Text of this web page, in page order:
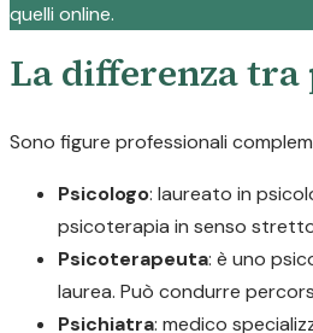
quelli online.
La differenza tra
Sono figure professionali
Psicologo: laureato in
psicoterapia in senso
Psicoterapeuta: è uno
laurea. Può condurre
Psichiatra: medico